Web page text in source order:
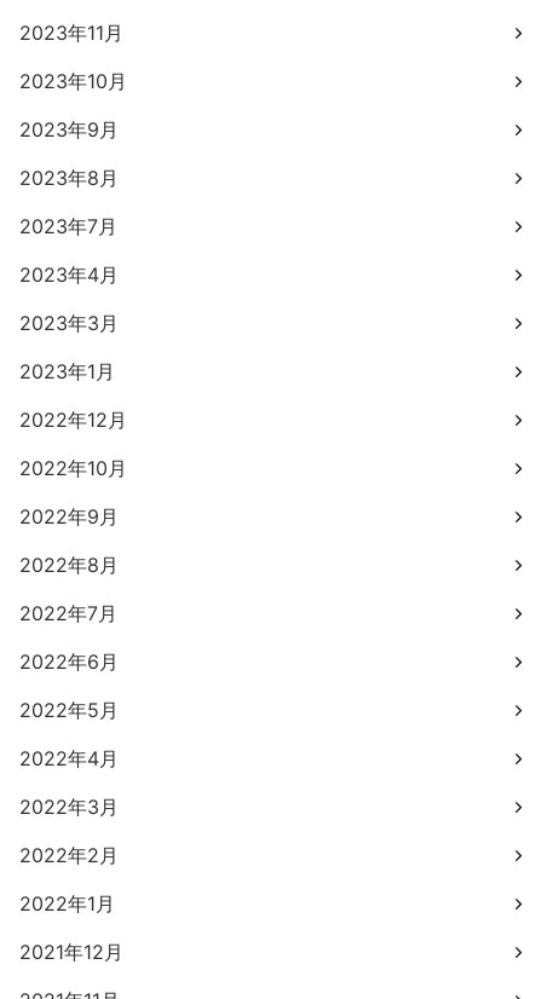
2023年11月
2023年10月
2023年9月
2023年8月
2023年7月
2023年4月
2023年3月
2023年1月
2022年12月
2022年10月
2022年9月
2022年8月
2022年7月
2022年6月
2022年5月
2022年4月
2022年3月
2022年2月
2022年1月
2021年12月